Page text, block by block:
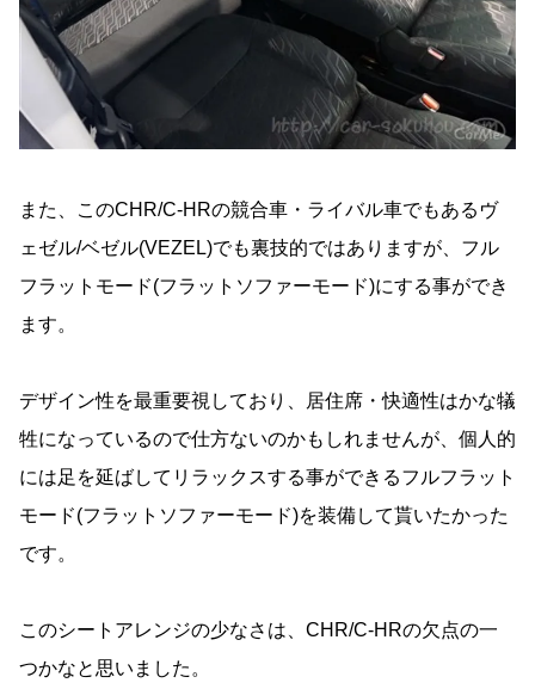
また、このCHR/C-HRの競合車・ライバル車でもあるヴ
ェゼル/ベゼル(VEZEL)でも裏技的ではありますが、フル
フラットモード(フラットソファーモード)にする事ができ
ます。
デザイン性を最重要視しており、居住席・快適性はかな犠
牲になっているので仕方ないのかもしれませんが、個人的
には足を延ばしてリラックスする事ができるフルフラット
モード(フラットソファーモード)を装備して貰いたかった
です。
このシートアレンジの少なさは、CHR/C-HRの欠点の一
つかなと思いました。